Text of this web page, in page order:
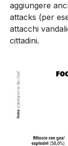
aggiungere
attacks (per
attacchi
cittadini.